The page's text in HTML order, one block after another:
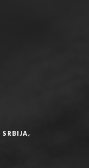
SRBIJA,